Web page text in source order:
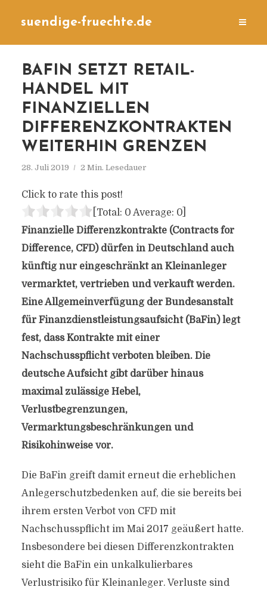
suendige-fruechte.de
BAFIN SETZT RETAIL-
HANDEL MIT
FINANZIELLEN
DIFFERENZKONTRAKTEN
WEITERHIN GRENZEN
28. Juli 2019 2 Min. Lesedauer
Click to rate this post!
[Total: 0 Average: 0]
Finanzielle Differenzkontrakte (Contracts for
Difference, CFD) dürfen in Deutschland auch
künftig nur eingeschränkt an Kleinanleger
vermarktet, vertrieben und verkauft werden.
Eine Allgemeinverfügung der Bundesanstalt
für Finanzdienstleistungsaufsicht (BaFin) legt
fest, dass Kontrakte mit einer
Nachschusspflicht verboten bleiben. Die
deutsche Aufsicht gibt darüber hinaus
maximal zulässige Hebel,
Verlustbegrenzungen,
Vermarktungsbeschränkungen und
Risikohinweise vor.
Die BaFin greift damit erneut die erheblichen
Anlegerschutzbedenken auf, die sie bereits bei
ihrem ersten Verbot von CFD mit
Nachschusspflicht im Mai 2017 geäußert hatte.
Insbesondere bei diesen Differenzkontrakten
sieht die BaFin ein unkalkulierbares
Verlustrisiko für Kleinanleger. Verluste sind